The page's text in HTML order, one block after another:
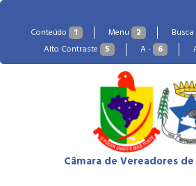
Conteúdo 1 Menu 2 Busca
Alto Contraste 5 A - 6
Câmara de Vereadores